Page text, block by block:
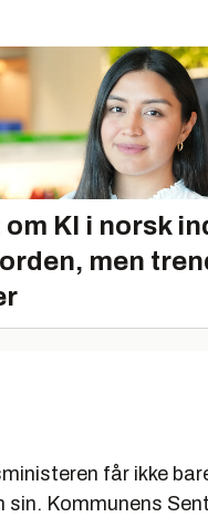
om KI i norsk
men
får ikke
sin. Kommunens